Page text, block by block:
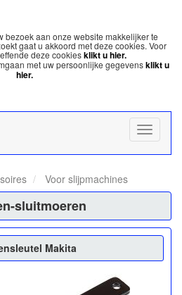
bezoek aan onze website makkelijker te
gaat u akkoord met deze cookies. Voor
deze cookiesklikt u hier.
met uw persoonlijke gegevensklikt u
hier.
Voor slijpmachines
sluitmoeren
Makita